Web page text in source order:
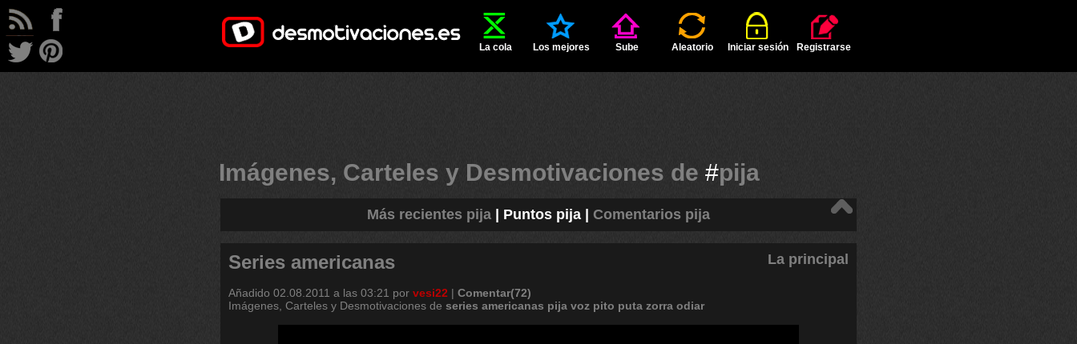
La cola Los mejores Sube Aleatorio Iniciar sesión Registrarse
Imágenes, Carteles y Desmotivaciones de #pija
Más recientes pija Puntos pija Comentarios pija
Series americanas La principal
Añadido 02.08.2011 a las 03:21 por vesi22 | Comentar(72)
Imágenes, Carteles y Desmotivaciones de series americanas pija voz pito puta zorra odiar